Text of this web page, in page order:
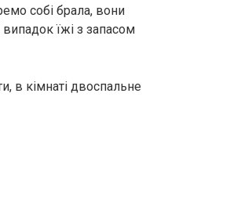
собі брала, вони
їжі з запасом
в кімнаті двоспальне